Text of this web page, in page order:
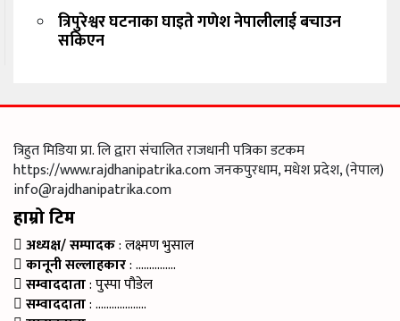
त्रिपुरेश्वर घटनाका घाइते गणेश नेपालीलाई बचाउन
सकिएन
त्रिहुत मिडिया प्रा. लि द्वारा संचालित राजधानी पत्रिका डटकम
https://www.rajdhanipatrika.com जनकपुरधाम, मधेश प्रदेश, (नेपाल)
info@rajdhanipatrika.com
हाम्रो टिम
अध्यक्ष/ सम्पादक: लक्ष्मण भुसाल
कानूनी सल्लाहकार: ……………
सम्वाददाता: पुस्पा पौडेल
सम्वाददाता: ……………….